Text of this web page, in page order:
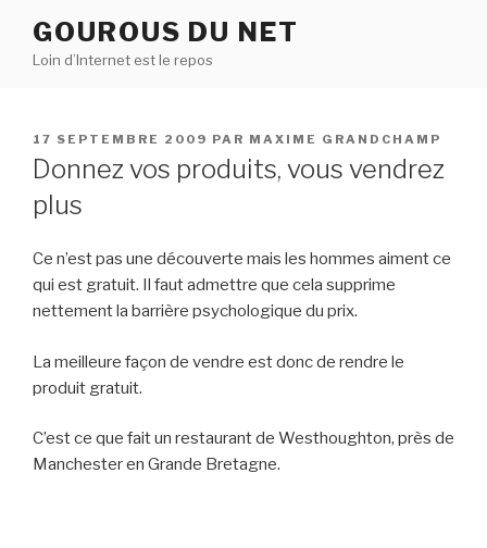
contenu
GOUROUS DU NET
Loin d’Internet est le repos
PUBLIÉ
LE
17 SEPTEMBRE 2009 PAR MAXIME GRANDCHAMP
Donnez vos produits, vous vendrez
plus
Ce n’est pas une découverte mais les hommes aiment ce
qui est gratuit. Il faut admettre que cela supprime
nettement la barrière psychologique du prix.
La meilleure façon de vendre est donc de rendre le
produit gratuit.
C’est ce que fait un restaurant de Westhoughton, près de
Manchester en Grande Bretagne.